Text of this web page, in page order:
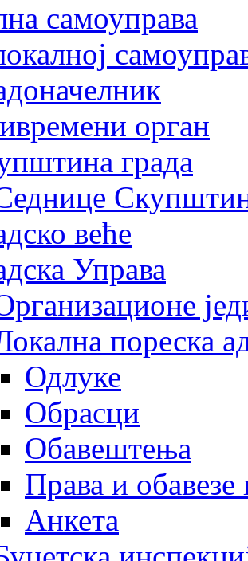
самоуправа
орган
града
веће
Управа
пореска
Одлуке
Обрасци
Обавештења
Права и
Анкета